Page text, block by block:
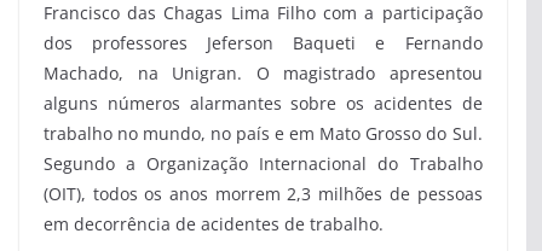
Francisco das Chagas Lima Filho com a participação
dos professores Jeferson Baqueti e Fernando
Machado, na Unigran. O magistrado apresentou
alguns números alarmantes sobre os acidentes de
trabalho no mundo, no país e em Mato Grosso do Sul.
Segundo a Organização Internacional do Trabalho
(OIT), todos os anos morrem 2,3 milhões de pessoas
em decorrência de acidentes de trabalho.